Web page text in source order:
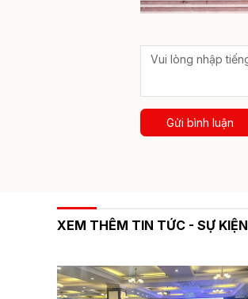
Gửi bình luận
XEM THÊM TIN TỨC - SỰ KIỆN